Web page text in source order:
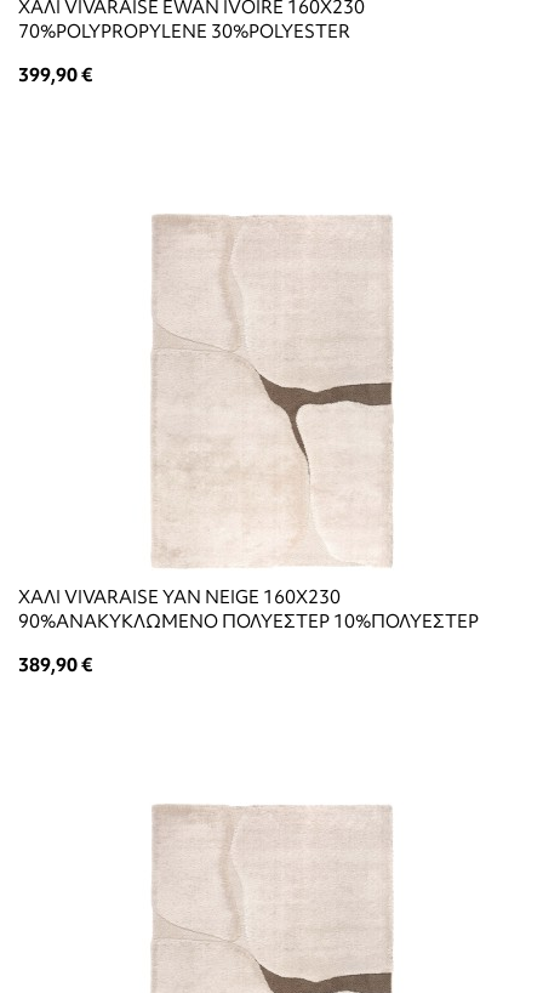
ΧΑΛΙ VIVARAISE EWAN IVOIRE 160X230
70%POLYPROPYLENE 30%POLYESTER
399,90 €
ΧΑΛΙ VIVARAISE YAN NEIGE 160X230
90%ΑΝΑΚΥΚΛΩΜΕΝΟ ΠΟΛΥΕΣΤΕΡ 10%ΠΟΛΥΕΣΤΕΡ
389,90 €